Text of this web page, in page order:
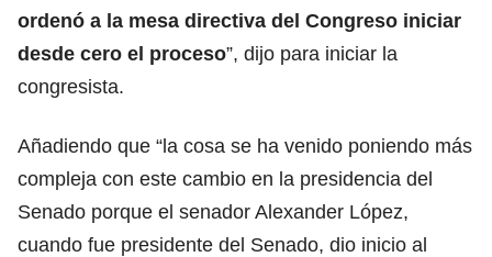
ordenó a la mesa directiva del Congreso iniciar
desde cero el proceso”, dijo para iniciar la
congresista.
Añadiendo que “la cosa se ha venido poniendo más
compleja con este cambio en la presidencia del
Senado porque el senador Alexander López,
cuando fue presidente del Senado, dio inicio al